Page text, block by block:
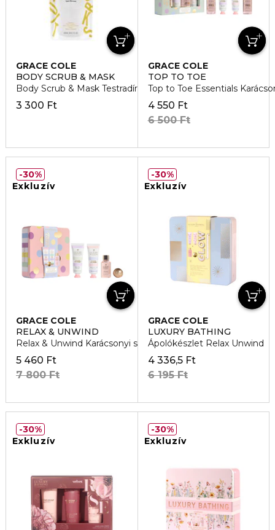
GRACE COLE
BODY SCRUB & MASK
Body Scrub & Mask Testradír és maszk
3 300 Ft
GRACE COLE
TOP TO TOE
Top to Toe Essentials
4 550 Ft
6 500 Ft
Exkluzív
GRACE COLE
RELAX & UNWIND
Relax & Unwind Karácsonyi szett
5 460 Ft
7 800 Ft
30%
Exkluzív
GRACE COLE
LUXURY BATHING
Ápolókészlet Relax Unwind
4 336,5 Ft
6 195 Ft
30%
Exkluzív
30%
Exkluzív
30%